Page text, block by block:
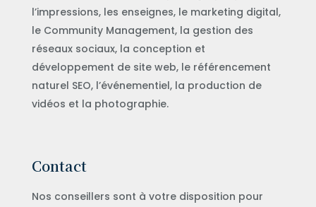
l’impressions, les enseignes, le marketing digital,
le Community Management, la gestion des
réseaux sociaux, la conception et
développement de site web, le référencement
naturel SEO, l’événementiel, la production de
vidéos et la photographie.
Contact
Nos conseillers sont à votre disposition pour